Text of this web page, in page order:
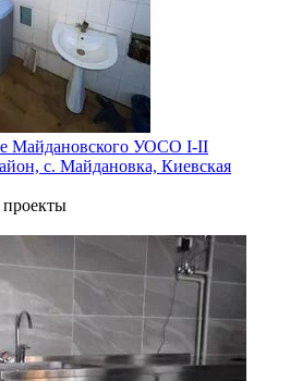
Майдановского УОСО І-ІІ
с. Майдановка, Киевская